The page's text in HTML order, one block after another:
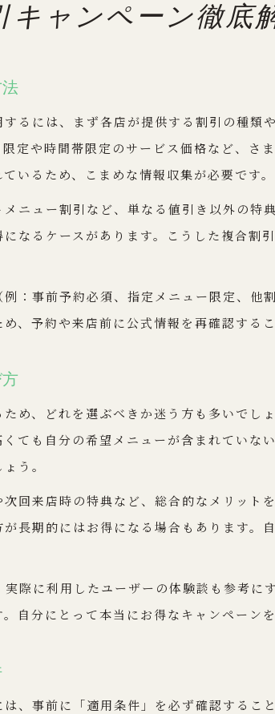
美容院で賢く割引を使うための
リピーター向け割引の賢い
ネット予約限定の美容院割引
予約アプリで美容院ポイン
レビュー投稿で得する美容院
キャンペーン徹底
るには、まず各店が提供する割引の種
定や時間帯限定のサービス価格など、さ
いるため、こまめな情報収集が必要です。
ニュー割引など、単なる値引き以外の特
なるケースがあります。こうした複合割
：事前予約必須、指定メニュー限定、
、予約や来店前に公式情報を再確認する
め、どれを選ぶべきか迷う方も多いでし
ても自分の希望メニューが含まれてい
う。
回来店時の特典など、総合的なメリット
長期的にはお得になる場合もあります
際に利用したユーザーの体験談も参考に
自分にとって本当にお得なキャンペーン
、事前に「適用条件」を必ず確認するこ